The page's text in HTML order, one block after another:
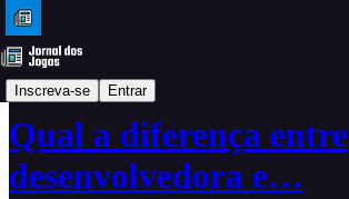
Inscreva-se Entrar
Dicas
Qual a diferença entre
desenvolvedora e…